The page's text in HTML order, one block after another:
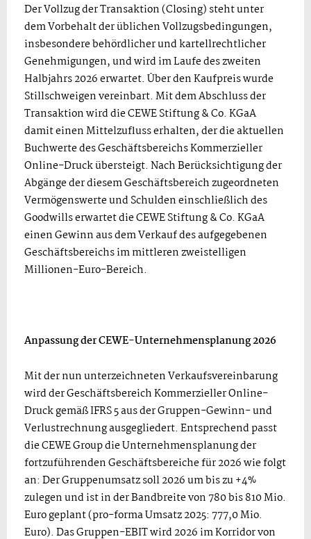
Der Vollzug der Transaktion (Closing) steht unter
dem Vorbehalt der üblichen Vollzugsbedingungen,
insbesondere behördlicher und kartellrechtlicher
Genehmigungen, und wird im Laufe des zweiten
Halbjahrs 2026 erwartet. Über den Kaufpreis wurde
Stillschweigen vereinbart. Mit dem Abschluss der
Transaktion wird die CEWE Stiftung & Co. KGaA
damit einen Mittelzufluss erhalten, der die aktuellen
Buchwerte des Geschäftsbereichs Kommerzieller
Online-Druck übersteigt. Nach Berücksichtigung der
Abgänge der diesem Geschäftsbereich zugeordneten
Vermögenswerte und Schulden einschließlich des
Goodwills erwartet die CEWE Stiftung & Co. KGaA
einen Gewinn aus dem Verkauf des aufgegebenen
Geschäftsbereichs im mittleren zweistelligen
Millionen-Euro-Bereich.
Anpassung der CEWE-Unternehmensplanung 2026
Mit der nun unterzeichneten Verkaufsvereinbarung
wird der Geschäftsbereich Kommerzieller Online-
Druck gemäß IFRS 5 aus der Gruppen-Gewinn- und
Verlustrechnung ausgegliedert. Entsprechend passt
die CEWE Group die Unternehmensplanung der
fortzuführenden Geschäftsbereiche für 2026 wie folgt
an: Der Gruppenumsatz soll 2026 um bis zu +4%
zulegen und ist in der Bandbreite von 780 bis 810 Mio.
Euro geplant (pro-forma Umsatz 2025: 777,0 Mio.
Euro). Das Gruppen-EBIT wird 2026 im Korridor von